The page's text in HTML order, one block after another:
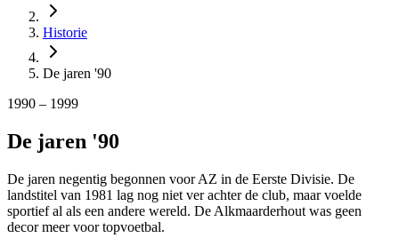
Historie
De jaren '90
1990 – 1999
De jaren '90
De jaren negentig begonnen voor AZ in de Eerste Divisie. De
landstitel van 1981 lag nog niet ver achter de club, maar voelde
sportief al als een andere wereld. De Alkmaarderhout was geen
decor meer voor topvoetbal.